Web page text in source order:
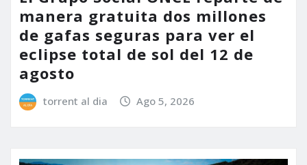
manera gratuita dos millones
de gafas seguras para ver el
eclipse total de sol del 12 de
agosto
torrent al dia Ago 5, 2026